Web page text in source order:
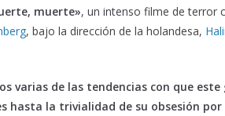
muerte», un intenso filme de terror
, bajo la dirección de la holandesa,
varias de las tendencias con que
hasta la trivialidad de su obsesión